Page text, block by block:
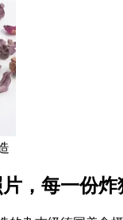
， 每一份炸